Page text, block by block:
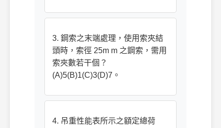
3. 鋼索之末端處理，使用索夾結
頭時，索徑 25m m 之鋼索，需用
索夾數若干個？
(A)5(B)1(C)3(D)7。
4. 吊重性能表所示之額定總荷